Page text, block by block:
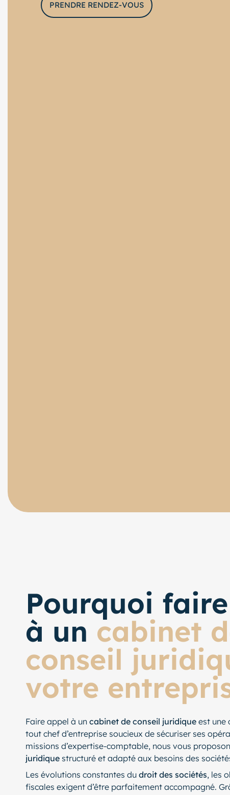
PRENDRE RENDEZ-VOUS
Pourquoi
à un cabinet
conseil
votre
Faire appel à un cabinet de conseil juridique est une
tout chef d’entreprise soucieux de sécuriser ses
missions d’expertise-comptable, nous vous
juridique structuré et adapté aux besoins des
Les évolutions constantes du droit des sociétés, les
fiscales exigent d’être parfaitement accompagné.